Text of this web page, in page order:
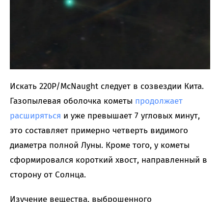
Искать 220P/McNaught следует в созвездии Кита.
Газопылевая оболочка кометы продолжает
расширяться и уже превышает 7 угловых минут,
это составляет примерно четверть видимого
диаметра полной Луны. Кроме того, у кометы
сформировался короткий хвост, направленный в
сторону от Солнца.
Изучение вещества, выброшенного